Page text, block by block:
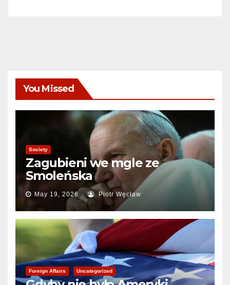
You Missed
Society
Zagubieni we mgle ze
Smoleńska
May 19, 2026 Piotr Węcław
Foreign Affairs Uncategorized